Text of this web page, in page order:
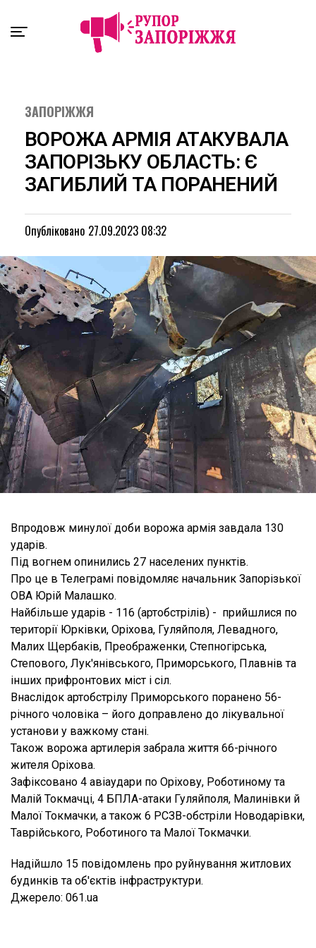
ЗАПОРІЖЖЯ
ВОРОЖА АРМІЯ АТАКУВАЛА
ЗАПОРІЗЬКУ ОБЛАСТЬ: Є
ЗАГИБЛИЙ ТА ПОРАНЕНИЙ
Опубліковано 27.09.2023 08:32
Впродовж минулої доби ворожа армія завдала 130
ударів.
Під вогнем опинились 27 населених пунктів.
Про це в Телеграмі повідомляє начальник Запорізької
ОВА Юрій Малашко.
Найбільше ударів - 116 (артобстрілів) - прийшлися по
території Юрківки, Оріхова, Гуляйполя, Левадного,
Малих Щербаків, Преображенки, Степногірська,
Степового, Лук'янівського, Приморського, Плавнів та
інших прифронтових міст і сіл.
Внаслідок артобстрілу Приморського поранено 56-
річного чоловіка – його доправлено до лікувальної
установи у важкому стані.
Також ворожа артилерія забрала життя 66-річного
жителя Оріхова.
Зафіксовано 4 авіаудари по Оріхову, Роботиному та
Малій Токмачці, 4 БПЛА-атаки Гуляйполя, Малинівки й
Малої Токмачки, а також 6 РСЗВ-обстріли Новодарівки,
Таврійського, Роботиного та Малої Токмачки.
Надійшло 15 повідомлень про руйнування житлових
будинків та об'єктів інфраструктури.
Джерело: 061.ua
Exit mobile version